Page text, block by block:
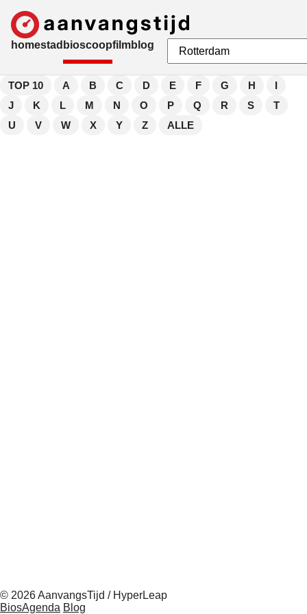
homestad bioscoopfilmblog
TOP 10 A B C D E F G H
I
J
K L M N O P Q R S
T
U
V W X Y Z ALLE
© 2026 AanvangsTijd / HyperLeap
BiosAgenda Blog